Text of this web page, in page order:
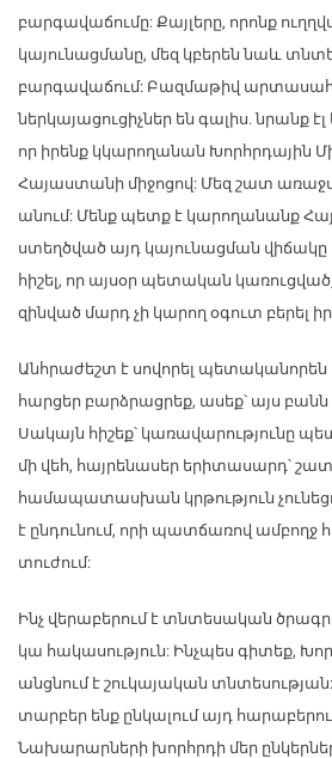
բարգավաճումը: Քայլերը, որոնք
կայունացմանը, մեզ կբերեն նաև
բարգավաճում: Բազմաթիվ
ներկայացուցիչներ են գալիս. նրանք էլ
որ իրենք կկարողանան Խորհրդային
Հայաստանի միջոցով: Մեզ շատ
անում: Մենք պետք է կարողանանք
ստեղծված այդ կայունացման վիճակը
հիշել, որ այսօր պետական
զինված մարդ չի կարող օգուտ բերել
Անհրաժեշտ է սովորել պետականորեն
հարցեր բարձրացրեք, ասեք՝ այս
Սակայն հիշեք՝ կառավարությունը
մի վեհ, հայրենասեր երիտասարդ՝
համապատասխան կրթություն
է ընդունում, որի պատճառով ամբողջ
տուժում:
Ինչ վերաբերում է տնտեսական
կա հակասություն: Ինչպես գիտեք,
անցնում է շուկայական
տարբեր ենք ընկալում այդ
Նախարարների խորհրդի մեր